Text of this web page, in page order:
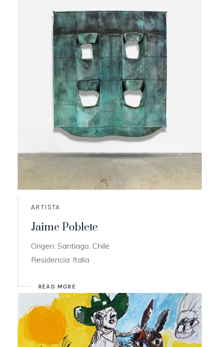
ARTISTA
Jaime Poblete
Origen: Santiago, Chile
Residencia: Italia
READ MORE